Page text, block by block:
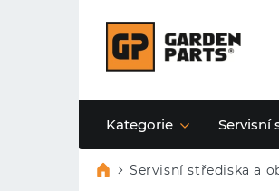
Kategorie Servisní
Servisní střediska a